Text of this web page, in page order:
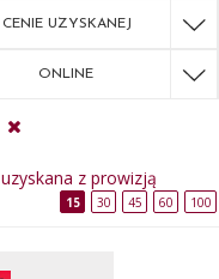
CENIE UZYSKANEJ
ONLINE
uzyskana z prowizją
15 30 45 60 100